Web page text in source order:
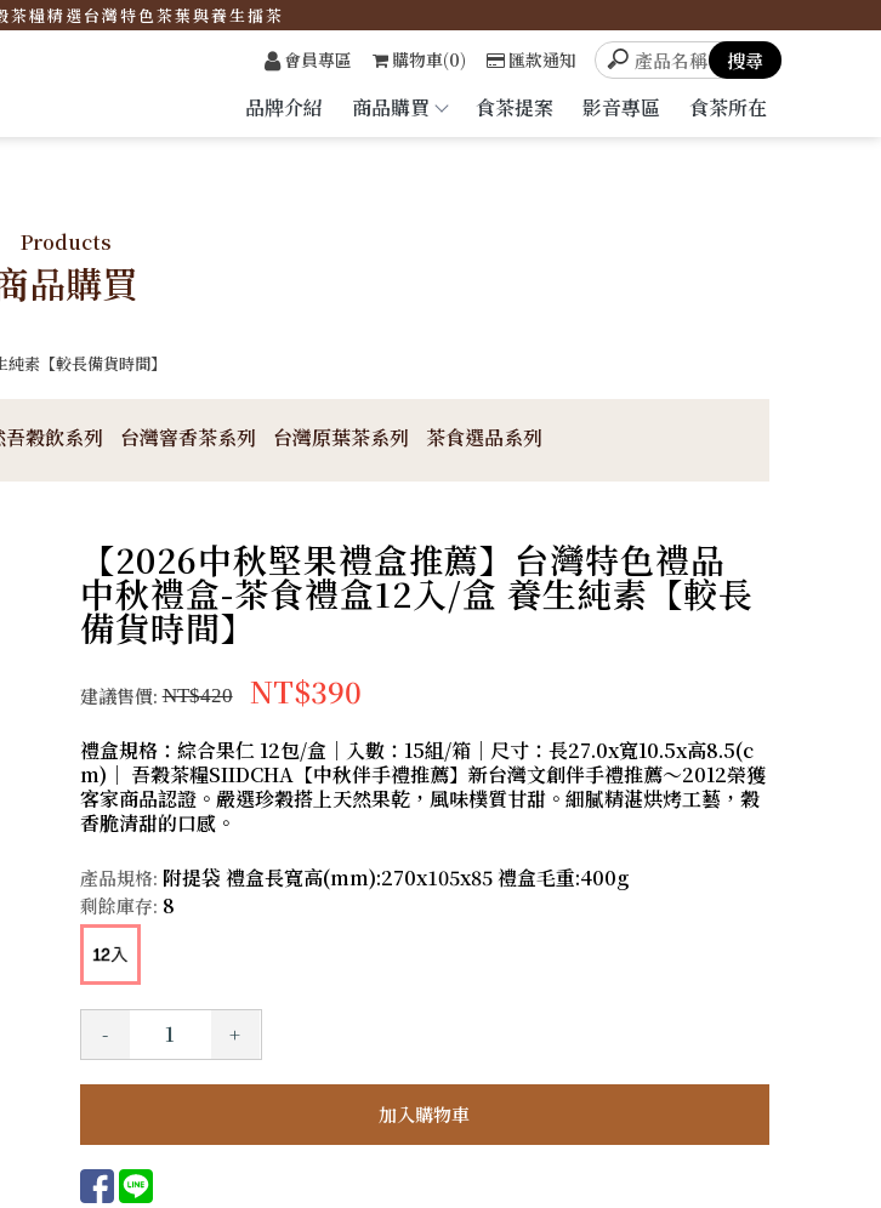
品牌介紹 商品購買 食茶提案 影音專區 食茶所在
會員專區 購物車(0) 匯款通知
茶糧精選台灣特色茶葉與養生擂茶
Products
品購買
素【較長備貨時間】
吾穀飲系列 台灣窨香茶系列 台灣原葉茶系列 茶食選品系列
【2026中秋堅果禮盒推薦】台灣特色禮品
中秋禮盒-茶食禮盒12入/盒 養生純素【較長
備貨時間】
建議售價: NT$420 NT$390
禮盒規格：綜合果仁 12包/盒｜入數：15組/箱｜尺寸：長27.0x寬10.5x高8.5(c
m)｜ 吾穀茶糧SIIDCHA【中秋伴手禮推薦】新台灣文創伴手禮推薦～2012榮獲
客家商品認證。嚴選珍穀搭上天然果乾，風味樸質甘甜。細膩精湛烘烤工藝，穀
香脆清甜的口感。
產品規格: 附提袋 禮盒長寬高(mm):270x105x85 禮盒毛重:400g
剩餘庫存: 8
- +